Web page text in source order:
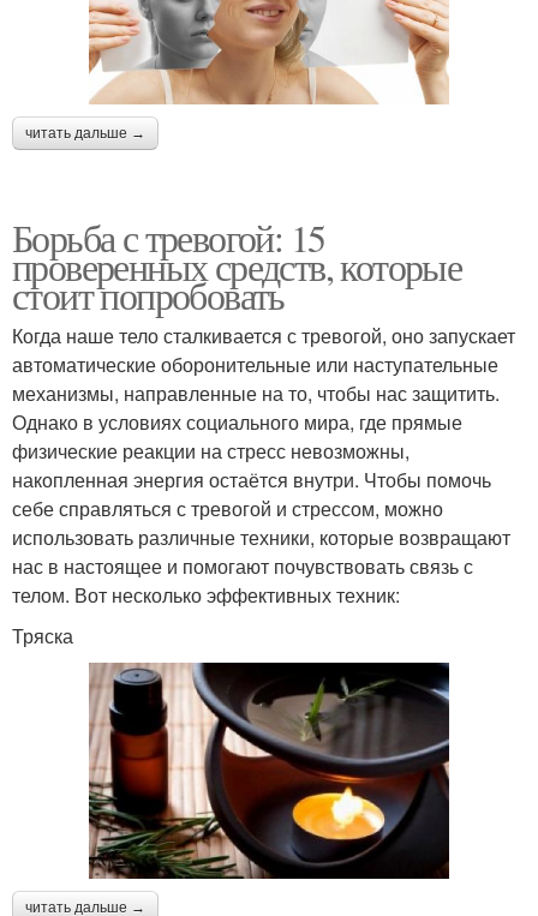
читать дальше →
Борьба с тревогой: 15
проверенных средств, которые
стоит попробовать
Когда наше тело сталкивается с тревогой, оно запускает
автоматические оборонительные или наступательные
механизмы, направленные на то, чтобы нас защитить.
Однако в условиях социального мира, где прямые
физические реакции на стресс невозможны,
накопленная энергия остаётся внутри. Чтобы помочь
себе справляться с тревогой и стрессом, можно
использовать различные техники, которые возвращают
нас в настоящее и помогают почувствовать связь с
телом. Вот несколько эффективных техник:
Тряска
читать дальше →